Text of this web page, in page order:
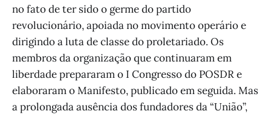
no fato de ter sido o germe do partido
revolucionário, apoiada no movimento operário e
dirigindo a luta de classe do proletariado. Os
membros da organização que continuaram em
liberdade prepararam o I Congresso do POSDR e
elaboraram o Manifesto, publicado em seguida. Mas
a prolongada ausência dos fundadores da “União”,